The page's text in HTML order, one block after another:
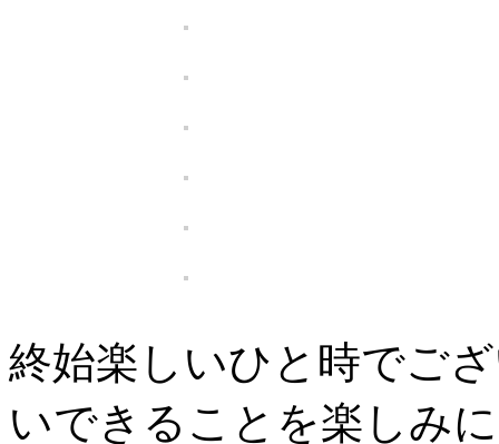
終始楽しいひと時でご
いできることを楽しみ